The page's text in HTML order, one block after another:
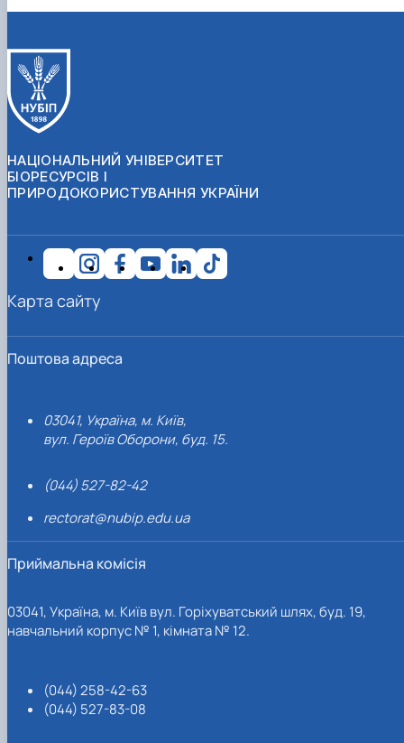
НАЦІОНАЛЬНИЙ УНІВЕРСИТЕТ
БІОРЕСУРСІВ І
ПРИРОДОКОРИСТУВАННЯ УКРАЇНИ
Поштова адреса
03041, Україна, м. Київ,
вул. Героїв Оборони, буд. 15.
(044) 527-82-42
rectorat@nubip.edu.ua
Приймальна комісія
03041, Україна, м. Київ вул. Горіхуватський шлях, буд. 19,
навчальний корпус № 1, кімната № 12.
(044) 258-42-63
(044) 527-83-08
Карта сайту